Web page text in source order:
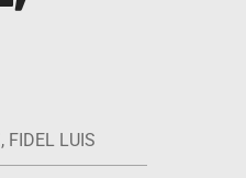
FIDEL LUIS